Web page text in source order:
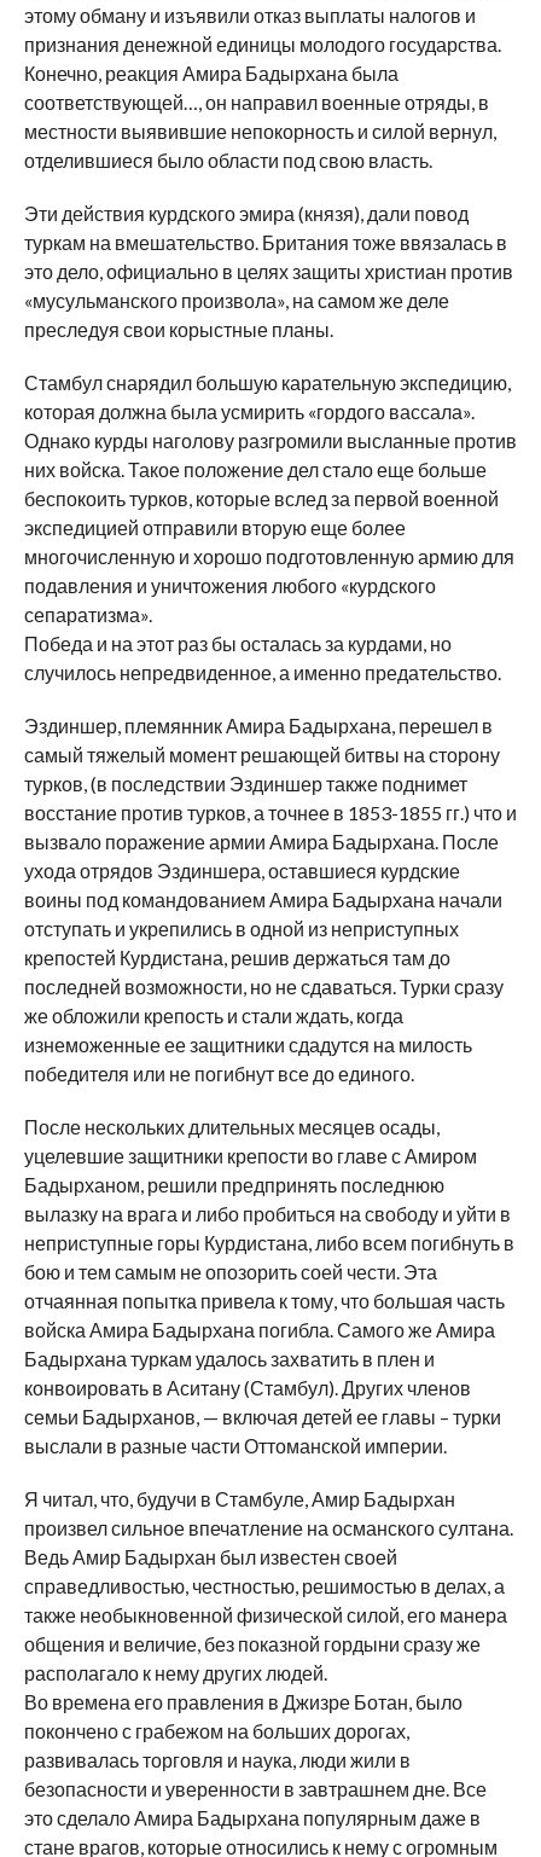
этому обману и изъявили отказ выплаты налогов и
признания денежной единицы молодого государства.
Конечно, реакция Амира Бадырхана была
соответствующей…, он направил военные отряды, в
местности выявившие непокорность и силой вернул,
отделившиеся было области под свою власть.
Эти действия курдского эмира (князя), дали повод
туркам на вмешательство. Британия тоже ввязалась в
это дело, официально в целях защиты христиан против
«мусульманского произвола», на самом же деле
преследуя свои корыстные планы.
Стамбул снарядил большую карательную экспедицию,
которая должна была усмирить «гордого вассала».
Однако курды наголову разгромили высланные против
них войска. Такое положение дел стало еще больше
беспокоить турков, которые вслед за первой военной
экспедицией отправили вторую еще более
многочисленную и хорошо подготовленную армию для
подавления и уничтожения любого «курдского
сепаратизма».
Победа и на этот раз бы осталась за курдами, но
случилось непредвиденное, а именно предательство.
Эздиншер, племянник Амира Бадырхана, перешел в
самый тяжелый момент решающей битвы на сторону
турков, (в последствии Эздиншер также поднимет
восстание против турков, а точнее в 1853-1855 гг.) что и
вызвало поражение армии Амира Бадырхана. После
ухода отрядов Эздиншера, оставшиеся курдские
воины под командованием Амира Бадырхана начали
отступать и укрепились в одной из неприступных
крепостей Курдистана, решив держаться там до
последней возможности, но не сдаваться. Турки сразу
же обложили крепость и стали ждать, когда
изнеможенные ее защитники сдадутся на милость
победителя или не погибнут все до единого.
После нескольких длительных месяцев осады,
уцелевшие защитники крепости во главе с Амиром
Бадырханом, решили предпринять последнюю
вылазку на врага и либо пробиться на свободу и уйти в
неприступные горы Курдистана, либо всем погибнуть в
бою и тем самым не опозорить соей чести. Эта
отчаянная попытка привела к тому, что большая часть
войска Амира Бадырхана погибла. Самого же Амира
Бадырхана туркам удалось захватить в плен и
конвоировать в Аситану (Стамбул). Других членов
семьи Бадырханов, — включая детей ее главы – турки
выслали в разные части Оттоманской империи.
Я читал, что, будучи в Стамбуле, Амир Бадырхан
произвел сильное впечатление на османского султана.
Ведь Амир Бадырхан был известен своей
справедливостью, честностью, решимостью в делах, а
также необыкновенной физической силой, его манера
общения и величие, без показной гордыни сразу же
располагало к нему других людей.
Во времена его правления в Джизре Ботан, было
покончено с грабежом на больших дорогах,
развивалась торговля и наука, люди жили в
безопасности и уверенности в завтрашнем дне. Все
это сделало Амира Бадырхана популярным даже в
стане врагов, которые относились к нему с огромным